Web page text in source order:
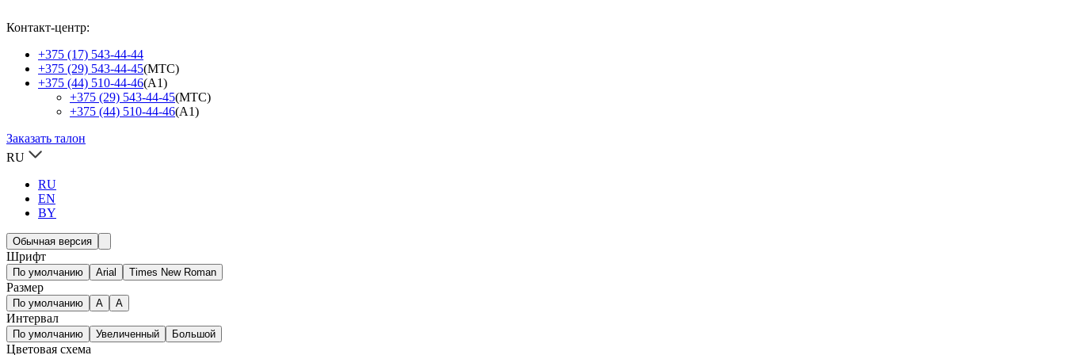
Контакт-центр:
+375 (17) 543-44-44
+375 (29) 543-44-45(МТС)
+375 (44) 510-44-46(А1)
+375 (29) 543-44-45(МТС)
+375 (44) 510-44-46(А1)
Заказать талон
RU
RU
EN
BY
Обычная версия
Шрифт
По умолчанию Arial Times New Roman
Размер
По умолчанию A A
Интервал
По умолчанию Увеличенный Большой
Цветовая схема